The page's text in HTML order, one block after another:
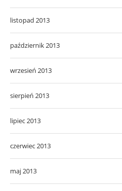
listopad 2013
październik 2013
wrzesień 2013
sierpień 2013
lipiec 2013
czerwiec 2013
maj 2013